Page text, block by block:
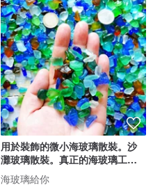
用於裝飾的微小海玻璃散裝。沙
灘玻璃散裝。真正的海玻璃工藝
品質
海玻璃給你